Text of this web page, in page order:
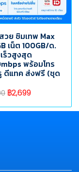
วย ซิมเทพ Max
เน็ต 100GB/ด.
ร็วสูงสุด
พร้อมโทร
ดีแทค ส่งฟรี (ชุด
฿2,699